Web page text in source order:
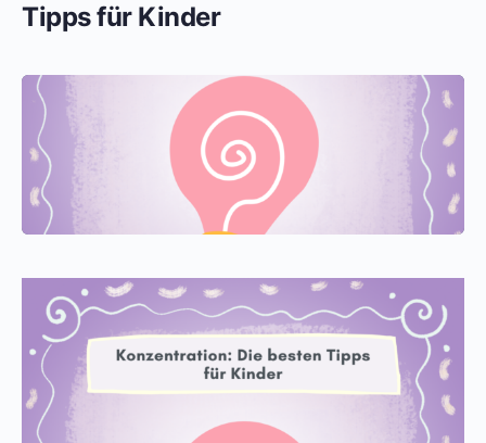
Tipps für Kinder